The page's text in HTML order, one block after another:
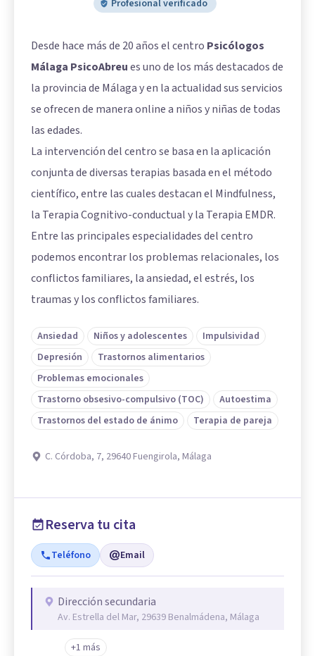
Profesional verificado
Desde hace más de 20 años el centro Psicólogos
Málaga PsicoAbreues uno de los más destacados de
la provincia de Málaga y en la actualidad sus servicios
se ofrecen de manera online a niños y niñas de todas
las edades.
La intervención del centro se basa en la aplicación
conjunta de diversas terapias basada en el método
científico, entre las cuales destacan el Mindfulness,
la Terapia Cognitivo-conductual y la Terapia EMDR.
Entre las principales especialidades del centro
podemos encontrar los problemas relacionales, los
conflictos familiares, la ansiedad, el estrés, los
traumas y los conflictos familiares.
Ansiedad Niños y adolescentes
Impulsividad
Depresión
Trastornos alimentarios
Problemas emocionales
Trastorno obsesivo-compulsivo (TOC)
Autoestima
Trastornos del estado de ánimo
Terapia de pareja
C. Córdoba, 7, 29640 Fuengirola, Málaga
Reserva tu cita
Teléfono Email
Dirección secundaria
Av. Estrella del Mar, 29639 Benalmádena, Málaga
+1 más